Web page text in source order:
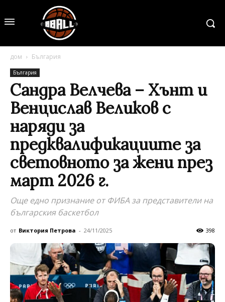
дом България
България
Сандра Велчева – Хънт и
Венцислав Великов с
наряди за
предквалификациите за
световното за жени през
март 2026 г.
Още едно признание от ФИБА за представители на
българския баскетбол
от Виктория Петрова - 24/11/2025 398